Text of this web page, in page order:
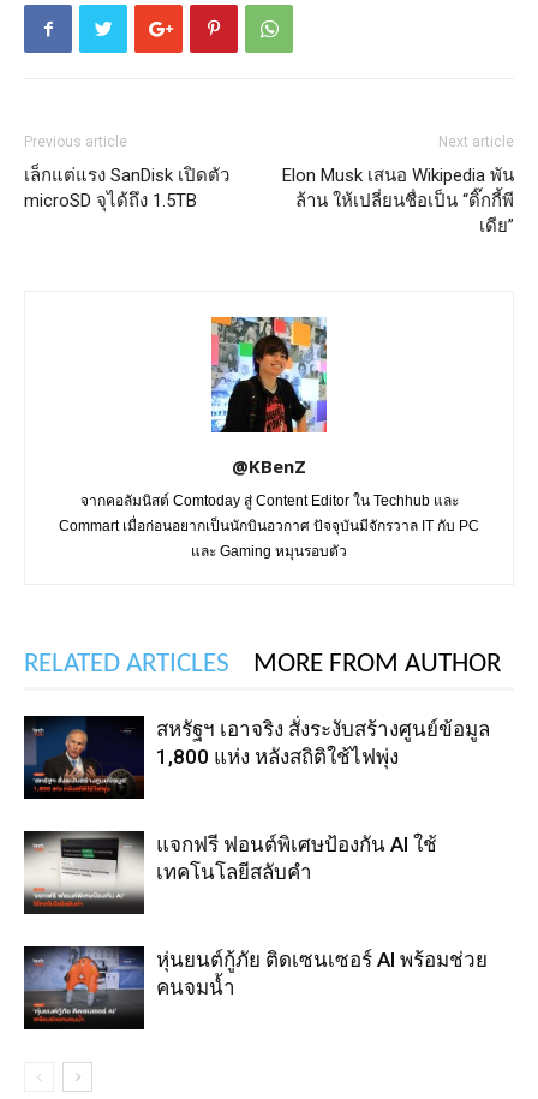
Previous article
เล็กแต่แรง SanDisk เปิดตัว
microSD จุได้ถึง 1.5TB
Next article
Elon Musk เสนอ Wikipedia พัน
ล้าน ให้เปลี่ยนชื่อเป็น “ดิ๊กกี้พี
เดีย”
@KBenZ
จากคอลัมนิสต์ Comtoday สู่ Content Editor ใน Techhub และ
Commart เมื่อก่อนอยากเป็นนักบินอวกาศ ปัจจุบันมีจักรวาล IT กับ PC
และ Gaming หมุนรอบตัว
RELATED ARTICLES MORE FROM AUTHOR
สหรัฐฯ เอาจริง สั่งระงับสร้างศูนย์ข้อมูล
1,800 แห่ง หลังสถิติใช้ไฟพุ่ง
แจกฟรี ฟอนต์พิเศษป้องกัน AI ใช้
เทคโนโลยีสลับคำ
หุ่นยนต์กู้ภัย ติดเซนเซอร์ AI พร้อมช่วย
คนจมน้ำ